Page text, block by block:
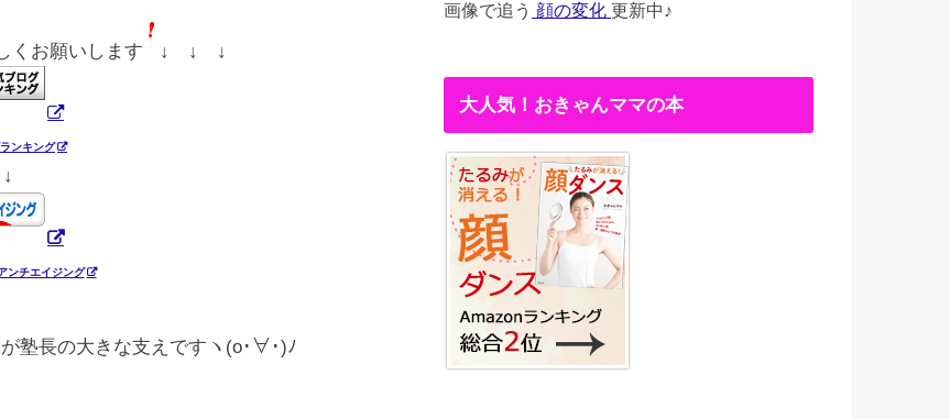
くお願いします ↓ ↓ ↓
ンキング
↓
ンチエイジング
塾長の大きな支えですヽ(o･∀･)ﾉ
画像で追う 顔の変化 更新中♪
大人気！おきゃんママの本